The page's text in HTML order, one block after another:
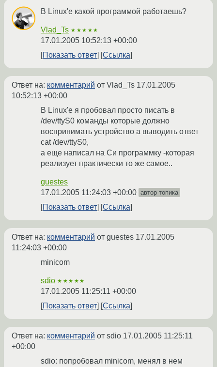
В Linux'e какой программой работаешь?
Vlad_Ts ★★★★★
17.01.2005 10:52:13 +00:00
Показать ответ
Ссылка
Ответ на: комментарий от Vlad_Ts 17.01.2005
10:52:13 +00:00
В Linux'e я пробовал просто писать в
/dev/ttyS0 команды которые должно
воспринимать устройство а выводить ответ
cat /dev/ttyS0,
а еще написал на Си программку -которая
реализует практически то же самое..
guestes
17.01.2005 11:24:03 +00:00 автор топика
Показать ответ Ссылка
Ответ на: комментарий от guestes 17.01.2005
11:24:03 +00:00
minicom
sdio ★★★★★
17.01.2005 11:25:11 +00:00
Показать ответ
Ссылка
Ответ на: комментарий от sdio 17.01.2005 11:25:11
+00:00
sdio: попробовал minicom, менял в нем